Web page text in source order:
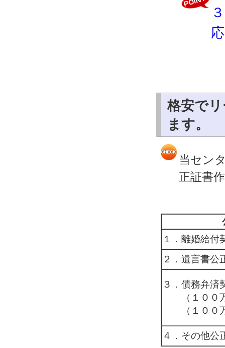
格安で
ます。
当セン
正証書
１．離婚給付
２．遺言書公
３．債務弁済
（１００
（１００
４．その他公